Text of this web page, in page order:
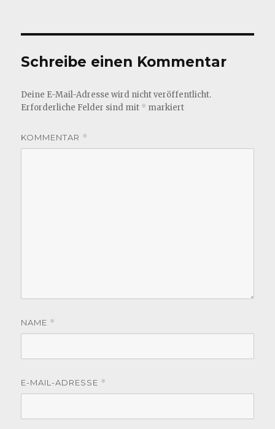
Schreibe einen Kommentar
Deine E-Mail-Adresse wird nicht veröffentlicht.
Erforderliche Felder sind mit * markiert
KOMMENTAR *
NAME *
E-MAIL-ADRESSE *